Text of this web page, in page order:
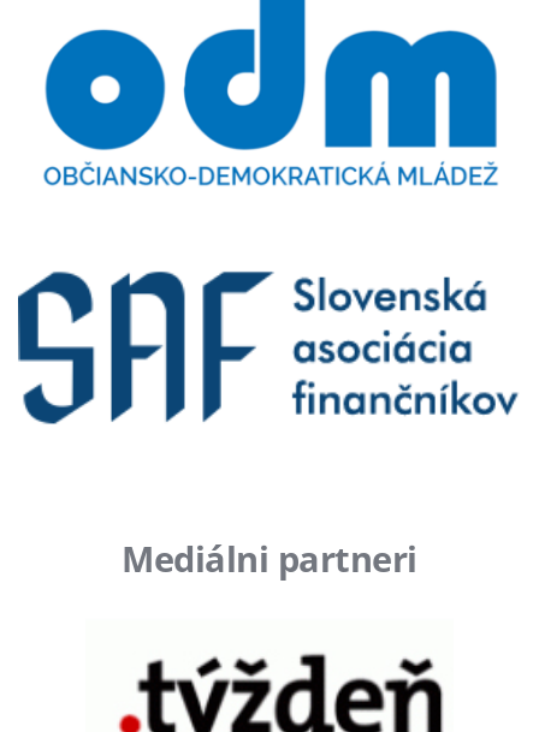
Mediálni partneri